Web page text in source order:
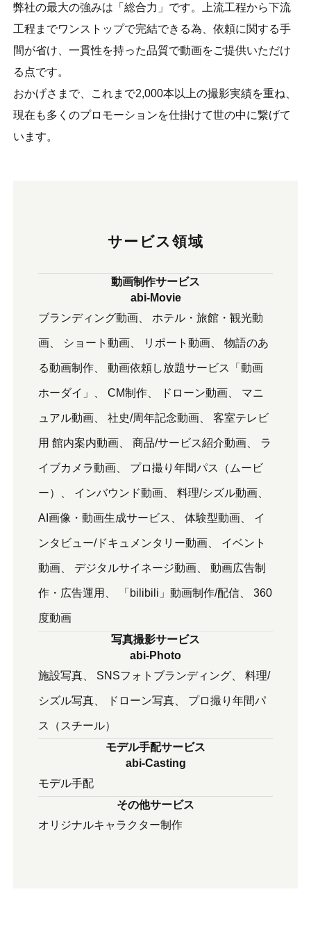
弊社の最大の強みは「総合力」です。上流工程から下流
工程までワンストップで完結できる為、依頼に関する手
間が省け、一貫性を持った品質で動画をご提供いただけ
る点です。
おかげさまで、これまで2,000本以上の撮影実績を重ね、
現在も多くのプロモーションを仕掛けて世の中に繋げて
います。
サービス領域
動画制作サービス
abi-Movie
ブランディング動画
ホテル・旅館・観光動
画 ショート動画 リポート動画 物語のあ
る動画制作 動画依頼し放題サービス「動画
ホーダイ」 CM制作 ドローン動画 マニ
ュアル動画 社史/周年記念動画 客室テレビ
用 館内案内動画 商品/サービス紹介動画 ラ
イブカメラ動画 プロ撮り年間パス（ムービ
ー） インバウンド動画 料理/シズル動画
AI画像・動画生成サービス 体験型動画 イ
ンタビュー/ドキュメンタリー動画 イベント
動画 デジタルサイネージ動画 動画広告制
作・広告運用 「bilibili」動画制作/配信 360
度動画
写真撮影サービス
abi-Photo
施設写真
SNSフォトブランディング 料理/
シズル写真 ドローン写真 プロ撮り年間パ
ス（スチール）
モデル手配サービス
abi-Casting
モデル⼿配
その他サービス
オリジナルキャラクター制作